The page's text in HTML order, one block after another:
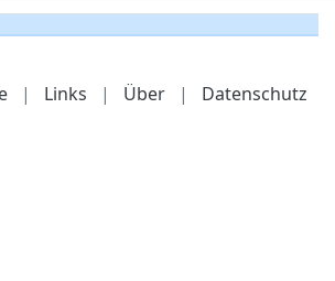
| Links | Über | Datenschutz